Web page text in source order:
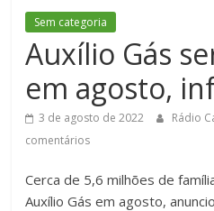
Sem categoria
Auxílio Gás
em agosto,
3 de agosto de 2022 Rádio
comentários
Cerca de 5,6 milhões de
Auxílio Gás em agosto,